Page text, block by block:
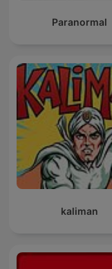
Paranormal
kaliman